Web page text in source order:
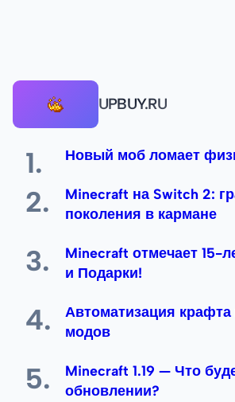
UPBUY.RU
Новый моб ломает
Minecraft на Switch 2:
поколения в кармане
Minecraft отмечает 15-
и Подарки!
Автоматизация
модов
Minecraft 1.19 — Что
обновлении?